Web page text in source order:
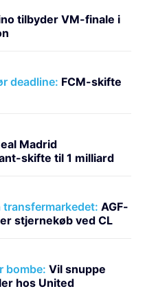
tilbyder VM-finale i
deadline: FCM-skifte
Madrid
skifte til 1 milliard
transfermarkedet: AGF-
stjernekøb ved CL
bombe: Vil snuppe
hos United